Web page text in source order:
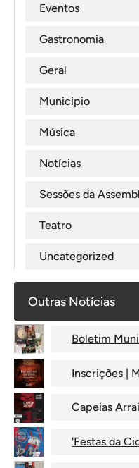
Eventos
Gastronomia
Geral
Municipio
Música
Notícias
Sessões da
Teatro
Uncategorized
Outras Notícias
Boletim
Inscrições |
Capeias
'Festas da